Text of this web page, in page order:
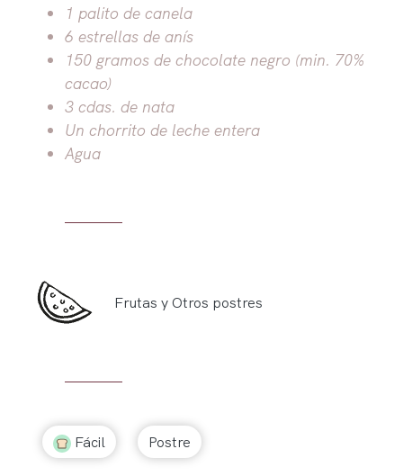
1 palito de canela
6 estrellas de anís
150 gramos de chocolate negro (min. 70%
cacao)
3 cdas. de nata
Un chorrito de leche entera
Agua
Frutas y Otros postres
Fácil Postre